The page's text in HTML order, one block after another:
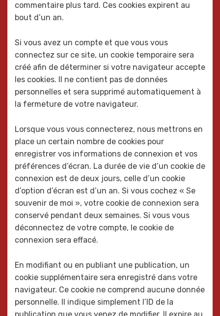
commentaire plus tard. Ces cookies expirent au
bout d’un an.
Si vous avez un compte et que vous vous
connectez sur ce site, un cookie temporaire sera
créé afin de déterminer si votre navigateur accepte
les cookies. Il ne contient pas de données
personnelles et sera supprimé automatiquement à
la fermeture de votre navigateur.
Lorsque vous vous connecterez, nous mettrons en
place un certain nombre de cookies pour
enregistrer vos informations de connexion et vos
préférences d’écran. La durée de vie d’un cookie de
connexion est de deux jours, celle d’un cookie
d’option d’écran est d’un an. Si vous cochez « Se
souvenir de moi », votre cookie de connexion sera
conservé pendant deux semaines. Si vous vous
déconnectez de votre compte, le cookie de
connexion sera effacé.
En modifiant ou en publiant une publication, un
cookie supplémentaire sera enregistré dans votre
navigateur. Ce cookie ne comprend aucune donnée
personnelle. Il indique simplement l’ID de la